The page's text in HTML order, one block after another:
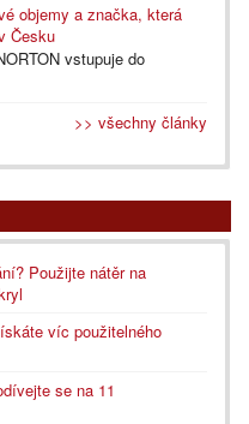
objemy a značka, která
Česku
vstupuje do
>> všechny články
Použijte nátěr na
víc použitelného
se na 11